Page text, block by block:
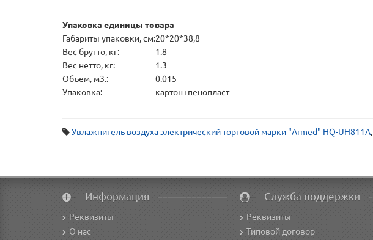
Упаковка единицы товара
Габариты упаковки, см:20*20*38,8
Вес брутто, кг:
1.8
Вес нетто, кг:
1.3
Объем, м3.:
0.015
Упаковка:
картон+пенопласт
Увлажнитель воздуха электрический торговой марки "Armed" HQ-UH811A,
Информация
Реквизиты
О нас
Служба поддержки
Реквизиты
Типовой договор